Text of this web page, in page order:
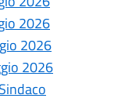
2026
2026
2026